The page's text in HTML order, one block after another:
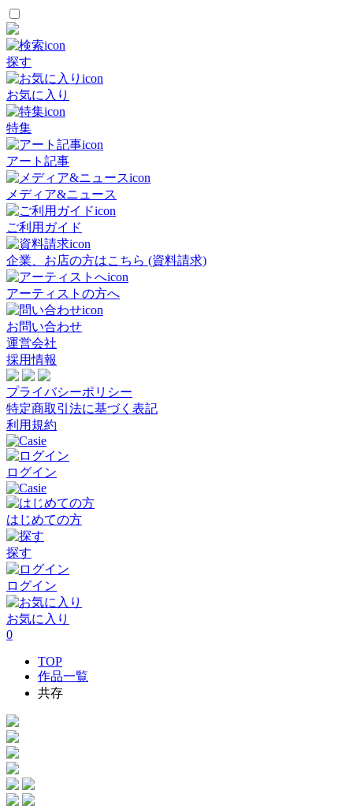
探す
お気に入り
特集
アート記事
メディア&ニュース
ご利用ガイド
企業、お店の方はこちら (資料請求)
アーティストの方へ
お問い合わせ
運営会社
採用情報
プライバシーポリシー
特定商取引法に基づく表記
利用規約
ログイン
はじめての方
探す
ログイン
お気に入り
0
TOP
作品一覧
共存